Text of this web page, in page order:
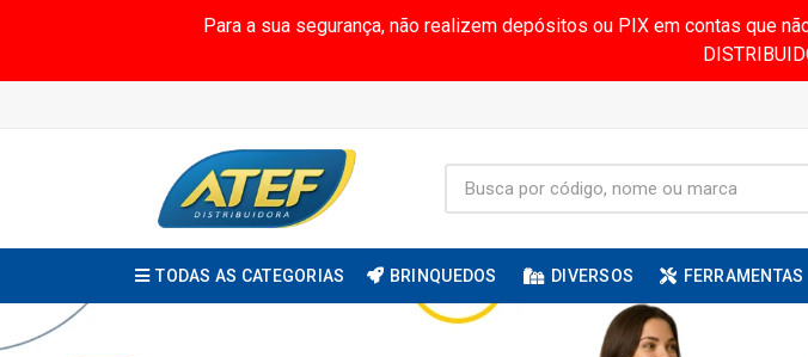
Para a sua segurança, não realizem depósitos ou PIX em contas que
TODAS AS CATEGORIAS BRINQUEDOS DIVERSOS FERRAMENTAS